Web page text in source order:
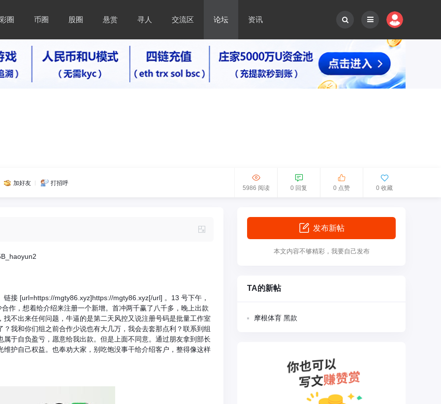
彩圈 币圈 股圈 悬赏 寻人 交流区 论坛 资讯
加好友 打招呼
5986 阅读 0 回复 0 点赞 0 收藏
接 [url=https://mgty86.xyz]https://mgty86.xyz[/url] 。13 号下午，
作，想着给介绍来注册一个新增。首冲两千赢了八千多，晚上出款
不出来任何问题，牛逼的是第二天风控又说注册号码是批量工作室
我和你们组之前合作少说也有大几万，我会去套那点利？联系到组
于自负盈亏，愿意给我出款。但是上面不同意。通过朋友拿到部长
护自己权益。也奉劝大家，别吃饱没事干给介绍客户，整得像这样
发布新帖
本文内容不够精彩，我要自己发布
TA的新帖
摩根体育 黑款